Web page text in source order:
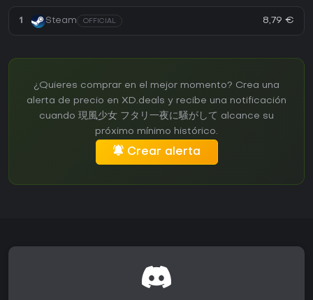
1 Steam OFFICIAL 8,79 €
¿Quieres comprar en el mejor momento? Crea una
alerta de precio en XD.deals y recibe una notificación
cuando 現風少女 フタリ一夜に騒がして alcance su
próximo mínimo histórico.
Crear alerta